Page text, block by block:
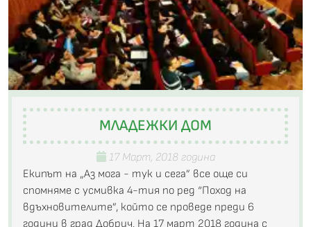
МЛАДЕЖКИ ДОМ
17 Март, 2018 година
Екипът на „Аз мога - тук и сега” все още си
спомняме с усмивка 4-тия по ред “Поход на
вдъхновителите”, който се проведе преди 6
години в град Добрич. На 17 март 2018 година с